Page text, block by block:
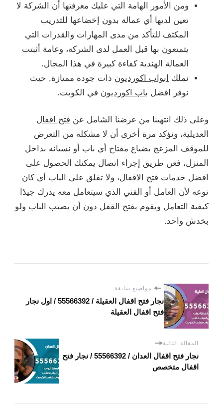
ومن الأمور الهامة التي عليك معرفتها أن الشركة لا
تعين لديها أي عمالة بدون إخضاعها للتدريب
المكثف للتأكد من مدى المهارات والقدرات التي
يتمتعون بها قبل العمل لدى الشركة، وعامة أثبتت
العمالة الهندية كفاءة كبيرة في هذا المجال.
نملك
ابواب اكورديون ذات جودة ممتازة, حيث
نوفر افضل باب اكورديون في الكويت.
وعلى ذلك انتهينا من عرضنا الشامل عن فتح اقفال
العديلية، ونؤكد مرة أخرى أن لا مشكلة من التعرض
للموقف المزعج بضياع مفتاح أي باب أو نسيانه بداخل
المنزل، فعن طريق إجراء اتصال يمكنك الحصول على
افضل خدمات فتح الاقفال، ولا تقلق على الباب أي كان
نوعه لأن العامل أو الفني الذي سيتعامل معه يدرك جيدًا
كيفية التعامل ويقوم بفتح القفل دون أن يصيب الباب ولو
بخدش واحد.
مواضيع سابقة
نجار فتح اقفال العقيلة / 55566392 / اول نجار
فتح اقفال العقيلة
المقالة التالية
نجار فتح اقفال العدان / 55566392 / نجار فتح
اقفال متخصص